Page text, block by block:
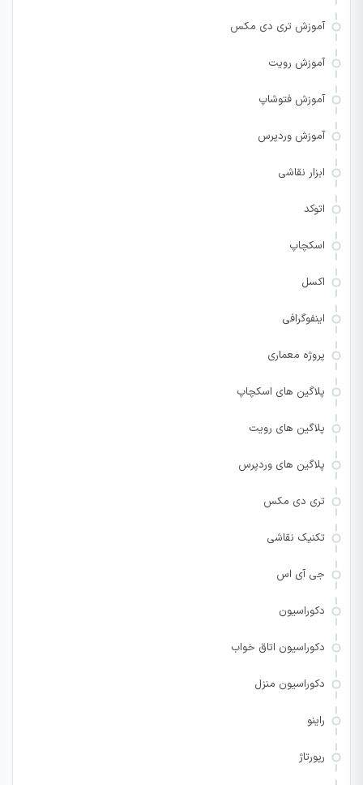
آموزش تری دی مکس
آموزش رویت
آموزش فتوشاپ
آموزش وردپرس
ابزار نقاشی
اتوکد
اسکچاپ
اکسل
اینفوگرافی
پروژه معماری
پلاگین های اسکچاپ
پلاگین های رویت
پلاگین های وردپرس
تری دی مکس
تکنیک نقاشی
جی آی اس
دکوراسیون
دکوراسیون اتاق خواب
دکوراسیون منزل
راینو
رپورتاژ